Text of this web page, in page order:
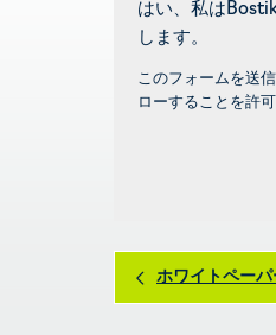
はい、私は
します。
このフォームを送
ローすることを許可
ホワイトペーパ